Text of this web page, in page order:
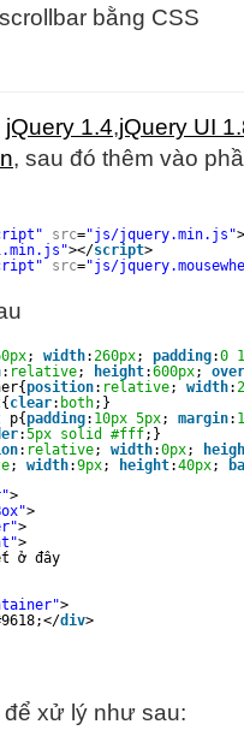
bằng CSS
jQuery 1.4,jQuery UI
, sau đó thêm vào
src="js/jquery.min.js"
></script>
src="js/
; width:260px; padding:0
: relative; height:600px;
position: relative; width:
clear: both;}
p{padding: 10px 5px; margin:
:5px solid #fff;}
: relative; width:0px;
; width:9px; height:40px;
>
>
>
>
ở đây
>
div>
xử lý như sau: